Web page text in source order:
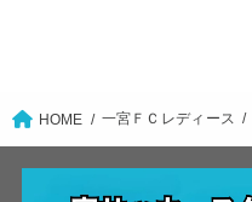
HOME 一宮ＦＣレディース